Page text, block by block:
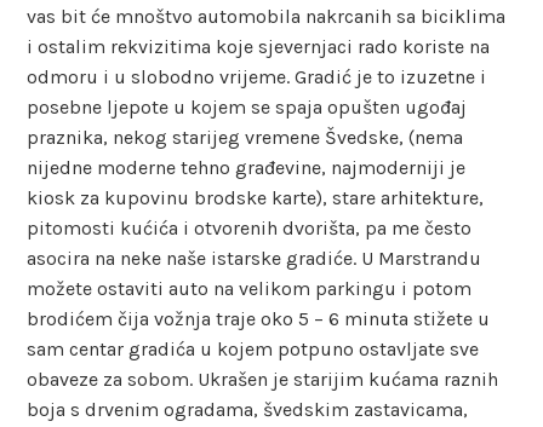
vas bit će mnoštvo automobila nakrcanih sa biciklima
i ostalim rekvizitima koje sjevernjaci rado koriste na
odmoru i u slobodno vrijeme. Gradić je to izuzetne i
posebne ljepote u kojem se spaja opušten ugođaj
praznika, nekog starijeg vremene Švedske, (nema
nijedne moderne tehno građevine, najmoderniji je
kiosk za kupovinu brodske karte), stare arhitekture,
pitomosti kućića i otvorenih dvorišta, pa me često
asocira na neke naše istarske gradiće. U Marstrandu
možete ostaviti auto na velikom parkingu i potom
brodićem čija vožnja traje oko 5 – 6 minuta stižete u
sam centar gradića u kojem potpuno ostavljate sve
obaveze za sobom. Ukrašen je starijim kućama raznih
boja s drvenim ogradama, švedskim zastavicama,